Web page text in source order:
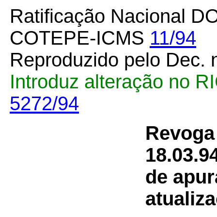
Ratificação Nacional
COTEPE-ICMS 11/94
Reproduzido pelo Dec.
Introduz alteração no
5272/94
de